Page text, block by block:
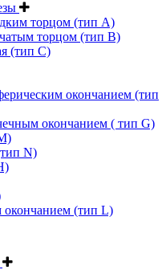
торцом (тип А)
торцом (тип В)
(тип С)
окончанием (тип
окончанием ( тип G)
N)
окончанием (тип L)